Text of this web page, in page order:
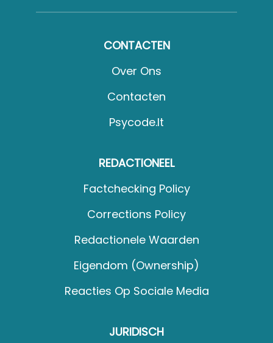
CONTACTEN
Over Ons
Contacten
Psycode.it
REDACTIONEEL
Factchecking Policy
Corrections Policy
Redactionele Waarden
Eigendom (Ownership)
Reacties Op Sociale Media
JURIDISCH